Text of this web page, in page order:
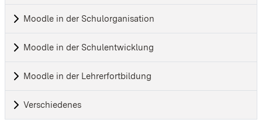
Moodle in der Schulorganisation
Moodle in der Schulentwicklung
Moodle in der Lehrerfortbildung
Verschiedenes